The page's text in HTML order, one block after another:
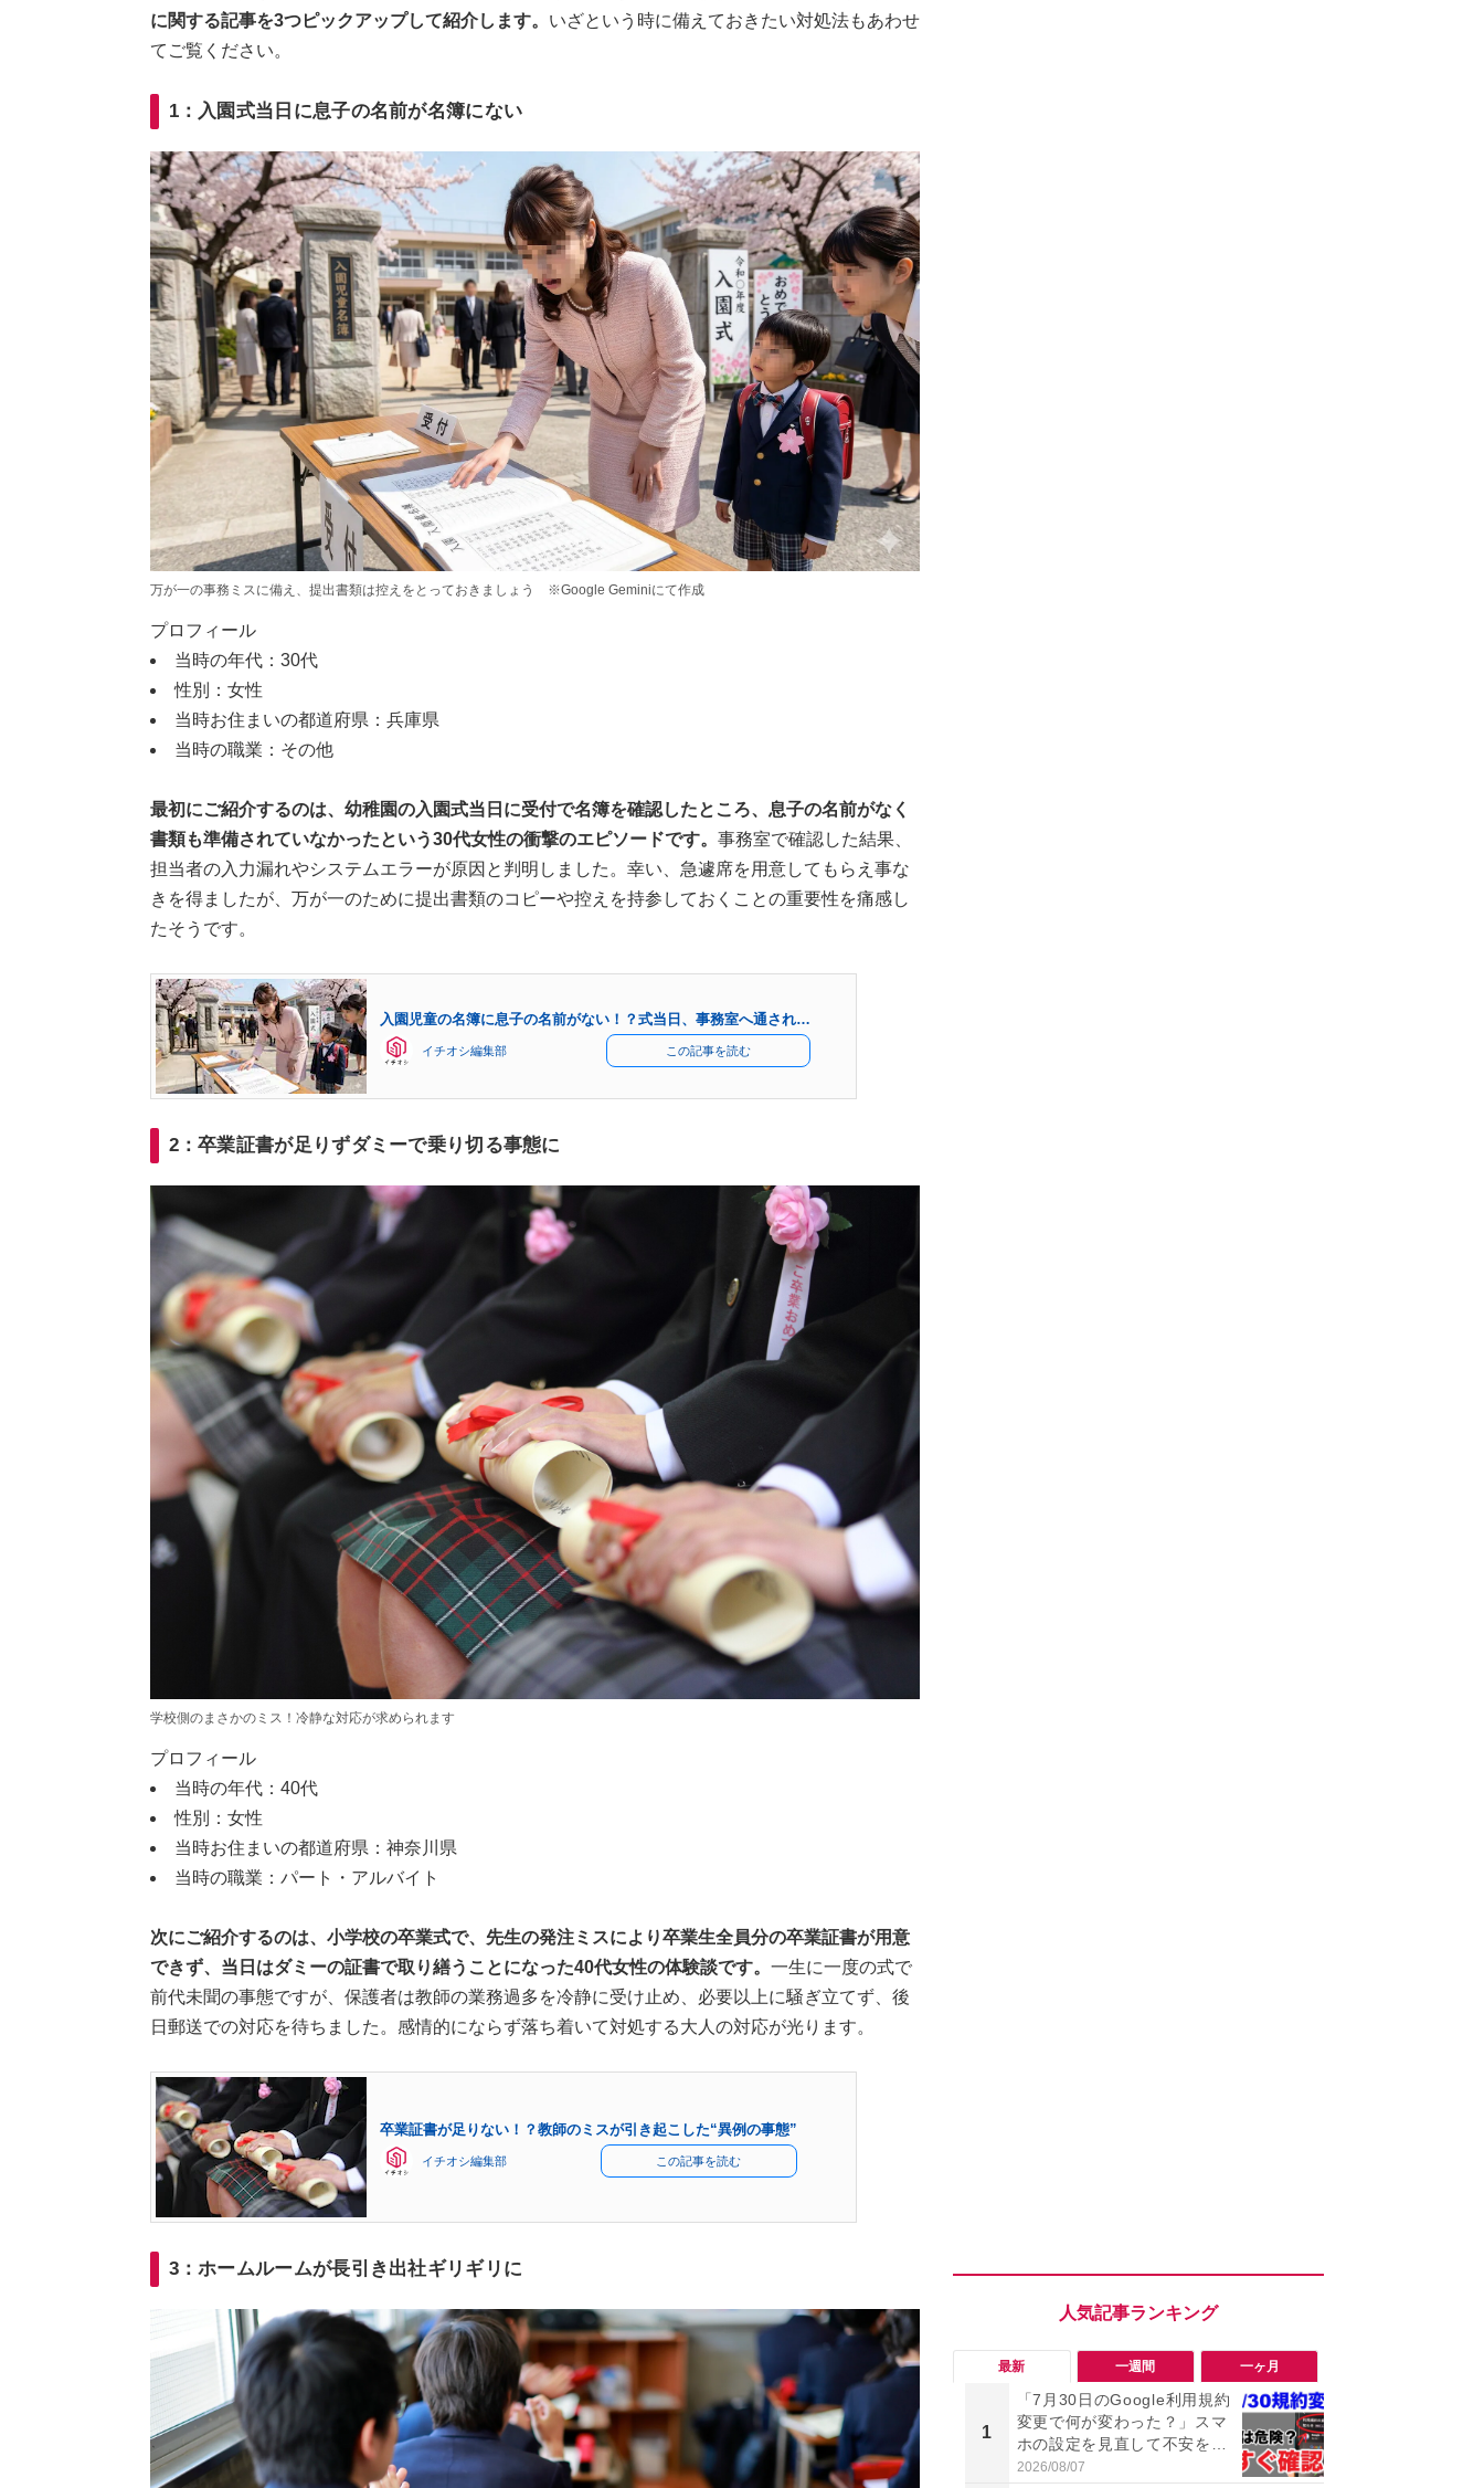
に関する記事を3つピックアップして紹介します。 いざという時に備えておきたい対処法もあわせ
てご覧ください。
1：入園式当日に息子の名前が名簿にない
万が一の事務ミスに備え、提出書類は控えをとっておきましょう ※Google Geminiにて作成
プロフィール
当時の年代：30代
性別：女性
当時お住まいの都道府県：兵庫県
当時の職業：その他
最初にご紹介するのは、幼稚園の入園式当日に受付で名簿を確認したところ、息子の名前がなく
書類も準備されていなかったという30代女性の衝撃のエピソードです。 事務室で確認した結果、
担当者の入力漏れやシステムエラーが原因と判明しました。幸い、急遽席を用意してもらえ事な
きを得ましたが、万が一のために提出書類のコピーや控えを持参しておくことの重要性を痛感し
たそうです。
入園児童の名簿に息子の名前がない！？式当日、事務室へ通され…
イチオシ編集部 この記事を読む
2：卒業証書が足りずダミーで乗り切る事態に
学校側のまさかのミス！冷静な対応が求められます
プロフィール
当時の年代：40代
性別：女性
当時お住まいの都道府県：神奈川県
当時の職業：パート・アルバイト
次にご紹介するのは、小学校の卒業式で、先生の発注ミスにより卒業生全員分の卒業証書が用意
できず、当日はダミーの証書で取り繕うことになった40代女性の体験談です。 一生に一度の式で
前代未聞の事態ですが、保護者は教師の業務過多を冷静に受け止め、必要以上に騒ぎ立てず、後
日郵送での対応を待ちました。感情的にならず落ち着いて対処する大人の対応が光ります。
卒業証書が足りない！？教師のミスが引き起こした“異例の事態”
イチオシ編集部 この記事を読む
3：ホームルームが長引き出社ギリギリに
最新 一週間 一ヶ月
1
「7月30日のGoogle利用規約
変更で何が変わった？」スマ
ホの設定を見直して不安を解
消！
2026/08/07